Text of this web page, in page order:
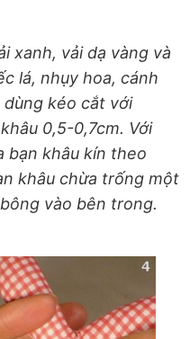
xanh, vải dạ vàng và
lá, nhụy hoa, cánh
dùng kéo cắt với
0,5-0,7cm. Với
bạn khâu kín theo
khâu chừa trống một
vào bên trong.